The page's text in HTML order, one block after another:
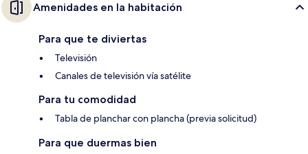
Amenidades en la habitación
Para que te diviertas
Televisión
Canales de televisión vía satélite
Para tu comodidad
Tabla de planchar con plancha (previa solicitud)
Para que duermas bien